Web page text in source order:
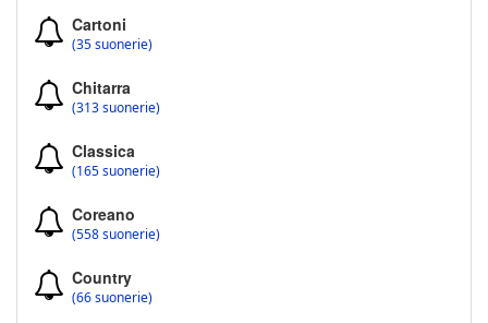
Cartoni
(35 suonerie)
Chitarra
(313 suonerie)
Classica
(165 suonerie)
Coreano
(558 suonerie)
Country
(66 suonerie)